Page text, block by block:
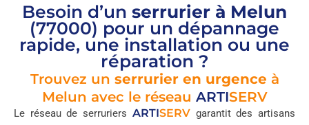
Besoin d’un serrurier à Melun
(77000) pour un dépannage
rapide, une installation ou une
réparation ?
Trouvez un serrurier en urgence à
Melun avec le réseau ARTISERV
Le réseau de serruriers ARTISERVgarantit des artisans